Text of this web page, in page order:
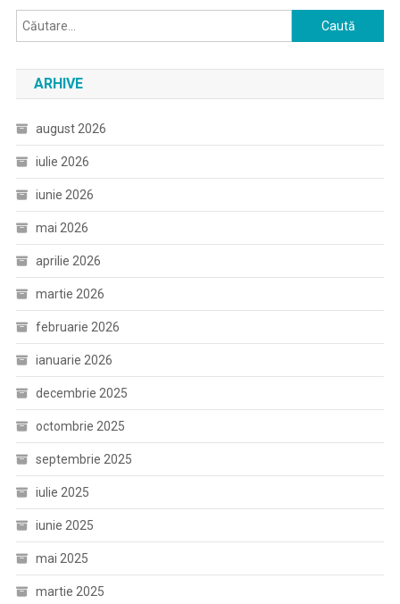
Caută
după:
ARHIVE
august 2026
iulie 2026
iunie 2026
mai 2026
aprilie 2026
martie 2026
februarie 2026
ianuarie 2026
decembrie 2025
octombrie 2025
septembrie 2025
iulie 2025
iunie 2025
mai 2025
martie 2025